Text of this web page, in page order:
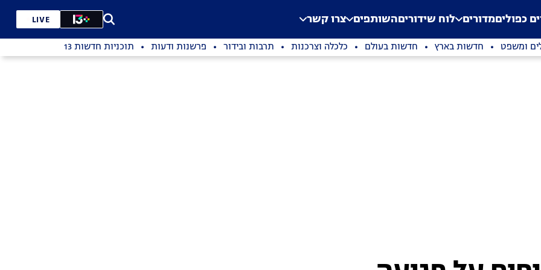
Application error: a
. כפוליםמדורים לוח שידוריםהשותפים צרו קשר LIVE
ומשפט חדשות בארץ חדשות בעולם כלכלה וצרכנות תרבות ובידור פרשנות ודעות תוכניות חדשות 13